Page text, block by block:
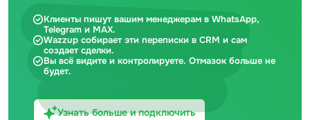
Клиенты пишут вашим менеджерам в WhatsApp,
Telegram и MAX.
Wazzup собирает эти переписки в CRM и сам
создает сделки.
Вы всё видите и контролируете. Отмазок больше не
будет.
Узнать больше и подключить